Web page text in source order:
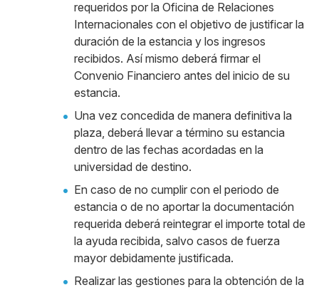
requeridos por la Oficina de Relaciones
Internacionales con el objetivo de justificar la
duración de la estancia y los ingresos
recibidos. Así mismo deberá firmar el
Convenio Financiero antes del inicio de su
estancia.
Una vez concedida de manera definitiva la
plaza, deberá llevar a término su estancia
dentro de las fechas acordadas en la
universidad de destino.
En caso de no cumplir con el periodo de
estancia o de no aportar la documentación
requerida deberá reintegrar el importe total de
la ayuda recibida, salvo casos de fuerza
mayor debidamente justificada.
Realizar las gestiones para la obtención de la